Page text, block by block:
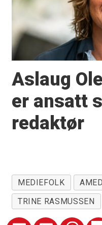
Aslaug
er ansatt
redaktør
MEDIEFOLK
TRINE RASMUSSEN